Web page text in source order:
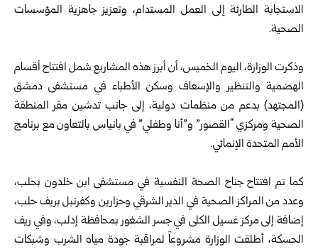
الاستجابة الطارئة إلى العمل المستدام، وتعزيز جاهزية المؤسسات
الصحية.
وذكرت الوزارة، اليوم الخميس، أن أبرز هذه المشاريع شمل افتتاح أقسام
الهضمية والتنظير والإسعاف وسكن الأطباء في مستشفى دمشق
(المجتهد) بدعم من منظمات دولية، إلى جانب تدشين مقر المنطقة
الصحية ومركزي “القصور” و”أنا وطفلي” في بانياس بالتعاون مع برنامج
الأمم المتحدة الإنمائي.
كما تم افتتاح جناح الصحة النفسية في مستشفى ابن خلدون بحلب،
وعدد من المراكز الصحية في الدير الشرقي وحزارين وكفرنبل بريف حلب،
إضافة إلى مركز غسيل الكلى في جسر الشغور بمحافظة إدلب، وفي ريف
الحسكة، أطلقت الوزارة مشروعاً لمراقبة جودة مياه الشرب وشبكات